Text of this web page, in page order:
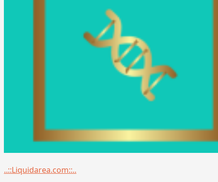
Menu
..::Liquidarea.com::..